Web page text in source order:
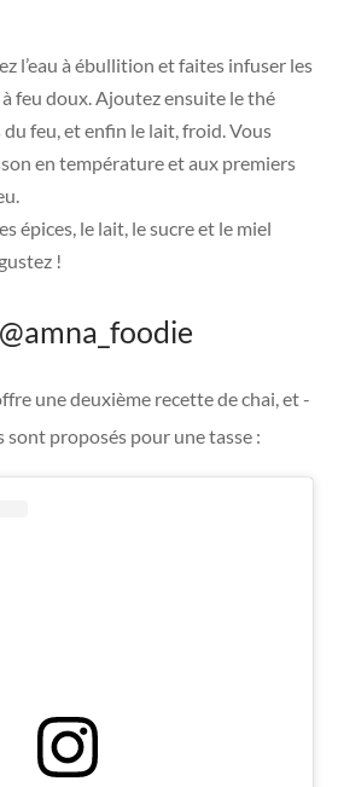
l’eau à ébullition et faites infuser les
feu doux. Ajoutez ensuite le thé
feu, et enfin le lait, froid. Vous
en température et aux premiers
épices, le lait, le sucre et le miel
!
@amna_foodie
une deuxième recette de chai, et -
proposés pour une tasse :